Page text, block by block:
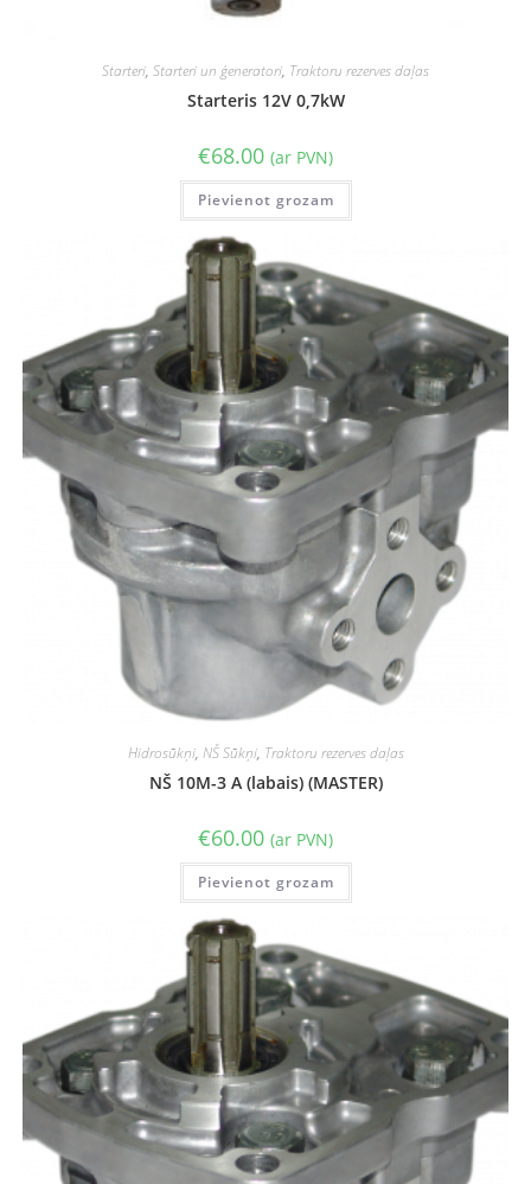
Starteri, Starteri un ģeneratori, Traktoru rezerves daļas
Starteris 12V 0,7kW
€68.00 (ar PVN)
Pievienot grozam
Hidrosūkņi, NŠ Sūkņi, Traktoru rezerves daļas
NŠ 10M-3 A (labais) (MASTER)
€60.00 (ar PVN)
Pievienot grozam